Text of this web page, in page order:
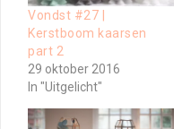
Vondst #27 |
Kerstboom kaarsen
part 2
29 oktober 2016
In "Uitgelicht"